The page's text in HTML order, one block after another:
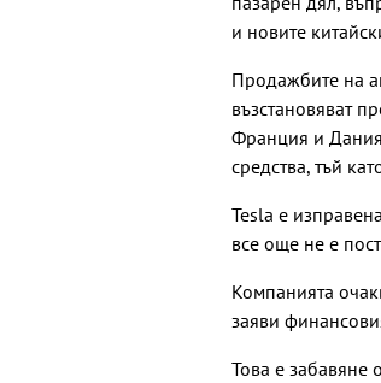
и новите
Продажбите на
възстановяват
Франция и
средства, тъй
Tesla е
все още не е
Компанията
заяви
Това е забавяне